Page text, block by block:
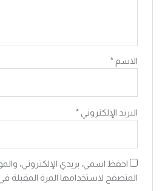
الاسم*
البريد الإلكتروني*
احفظ اسمي، بريدي الإلكتروني،
المتصفح لاستخدامها المرة المقبلة